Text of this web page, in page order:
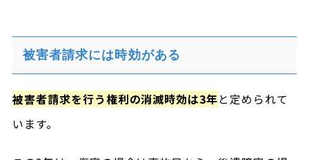
被害者請求には時効がある
被害者請求を行う権利の消滅時効は3年と定められて
います。